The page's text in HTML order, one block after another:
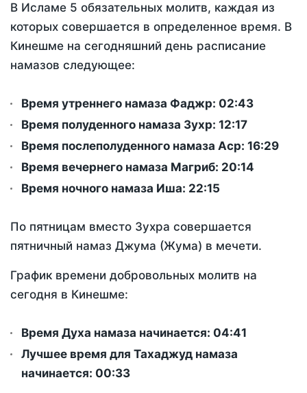
В Исламе 5 обязательных молитв, каждая из
которых совершается в определенное время. В
Кинешме на сегодняшний день расписание
намазов следующее:
Время утреннего намаза Фаджр: 02:43
Время полуденного намаза Зухр: 12:17
Время послеполуденного намаза Аср: 16:29
Время вечернего намаза Магриб: 20:14
Время ночного намаза Иша: 22:15
По пятницам вместо Зухра совершается
пятничный намаз Джума (Жума) в мечети.
График времени добровольных молитв на
сегодня в Кинешме:
Время Духа намаза начинается: 04:41
Лучшее время для Тахаджуд намаза
начинается: 00:33